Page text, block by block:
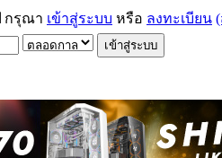
กรุณา เข้าสู่ระบบ หรือ ลงทะเบียน